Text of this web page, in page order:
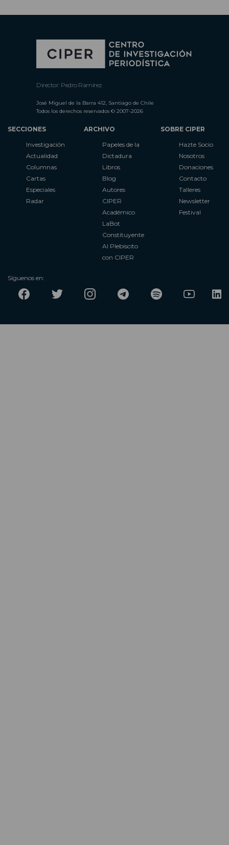
Director: Pedro Ramírez
José Miguel de la Barra 412, Santiago de Chile
Todos los derechos reservados © 2007-2026
SECCIONES
Investigación
Actualidad
Columnas
Cartas
Especiales
Radar
ARCHIVO
Papeles de la
Dictadura
Libros
Blog
Autores
CIPER
Académico
LaBot
Constituyente
Al Plebiscito
con CIPER
SOBRE CIPER
Hazte Socio
Nosotros
Donaciones
Contacto
Talleres
Newsletter
Festival
Síguenos en: